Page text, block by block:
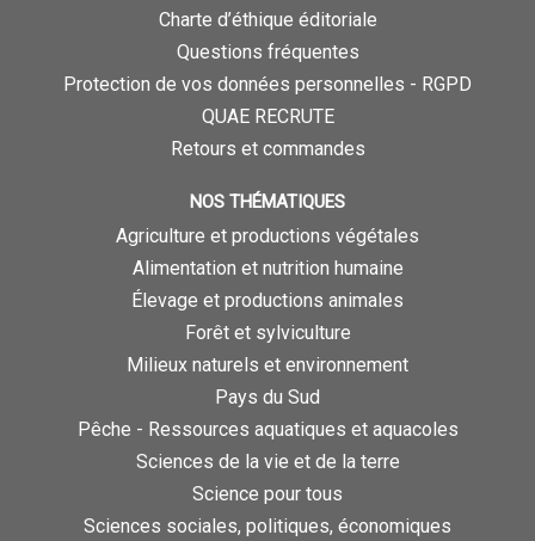
Charte d’éthique éditoriale
Questions fréquentes
Protection de vos données personnelles - RGPD
QUAE RECRUTE
Retours et commandes
NOS THÉMATIQUES
Agriculture et productions végétales
Alimentation et nutrition humaine
Élevage et productions animales
Forêt et sylviculture
Milieux naturels et environnement
Pays du Sud
Pêche - Ressources aquatiques et aquacoles
Sciences de la vie et de la terre
Science pour tous
Sciences sociales, politiques, économiques